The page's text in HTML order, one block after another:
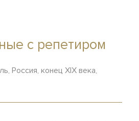
с репетиром
Россия, конец ХIХ века,